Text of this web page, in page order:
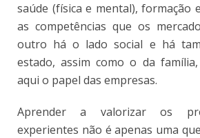
saúde (física e mental), formação
as competências que os
outro há o lado social e há
estado, assim como o da família,
aqui o papel das empresas.
Aprender a valorizar os
experientes não é apenas uma